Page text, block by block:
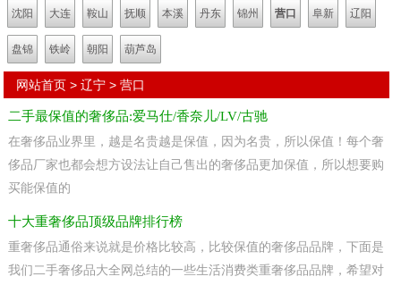
沈阳 大连 鞍山 抚顺 本溪 丹东 锦州 营口 阜新 辽阳
盘锦 铁岭 朝阳 葫芦岛
网站首页 >辽宁 >营口
二手最保值的奢侈品:爱马仕/香奈儿/LV/古驰
在奢侈品业界里，越是名贵越是保值，因为名贵，所以保值！每个奢
侈品厂家也都会想方设法让自己售出的奢侈品更加保值，所以想要购
买能保值的
十大重奢侈品顶级品牌排行榜
重奢侈品通俗来说就是价格比较高，比较保值的奢侈品品牌，下面是
我们二手奢侈品大全网总结的一些生活消费类重奢侈品品牌，希望对